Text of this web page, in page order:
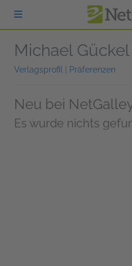
zum Hauptinhalt springen
Michael Gückel
Verlagsprofil Präferenzen
Neu bei
Es wurde nichts